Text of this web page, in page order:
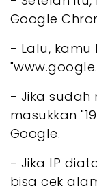
Google
- Lalu, kamu
- Jika sudah
masukkan
Google.
- Jika IP
bisa cek